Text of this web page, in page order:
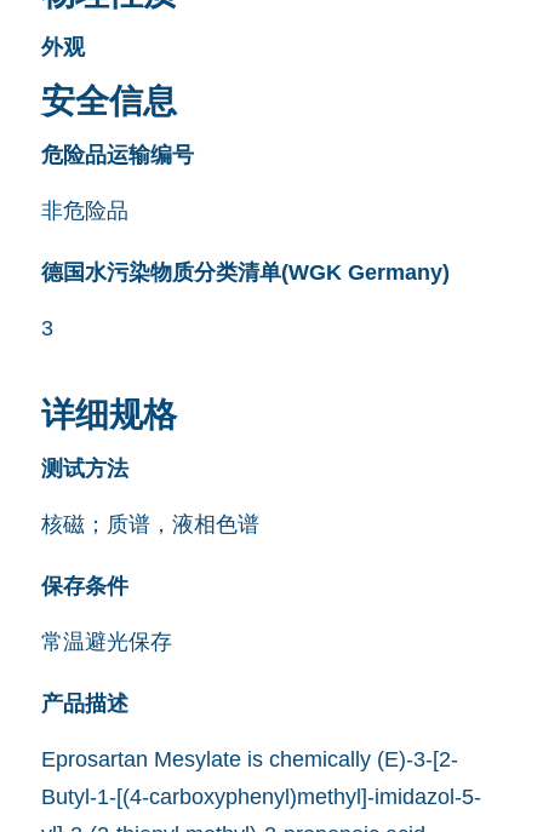
外观
安全信息
危险品运输编号
非危险品
德国水污染物质分类清单(WGK Germany)
3
详细规格
测试方法
核磁；质谱，液相色谱
保存条件
常温避光保存
产品描述
Eprosartan Mesylate is chemically (E)-3-[2-
Butyl-1-[(4-carboxyphenyl)methyl]-imidazol-5-